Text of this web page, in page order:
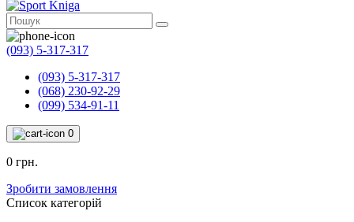
(093) 5-317-317
(093) 5-317-317
(068) 230-92-29
(099) 534-91-11
0
0 грн.
Зробити замовлення
Список категорій